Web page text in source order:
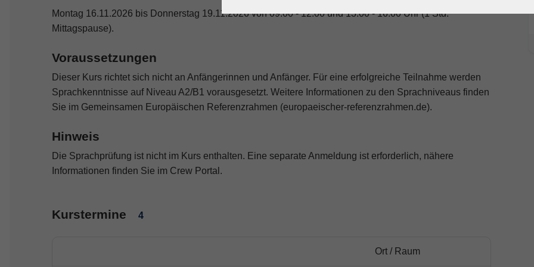
Montag 16.11.2026 bis Donnerstag 19.11.2026 von 09.00 - 12.00 und 13.00 - 16.00 Uhr (1 Std.
Mittagspause).
Voraussetzungen
Dieser Kurs richtet sich nicht an Anfängerinnen und Anfänger. Für eine erfolgreiche Teilnahme werden
Sprachkenntnisse auf Niveau A2/B1 vorausgesetzt. Weitere Informationen zu den Sprachniveaus finden
Sie im Gemeinsamen Europäischen Referenzrahmen (europaeischer-referenzrahmen.de).
Hinweis
Die Sprachprüfung ist nicht im Kurs enthalten. Eine separate Anmeldung ist erforderlich, nähere
Informationen finden Sie im Crew Portal.
Kurstermine 4
Ort / Raum